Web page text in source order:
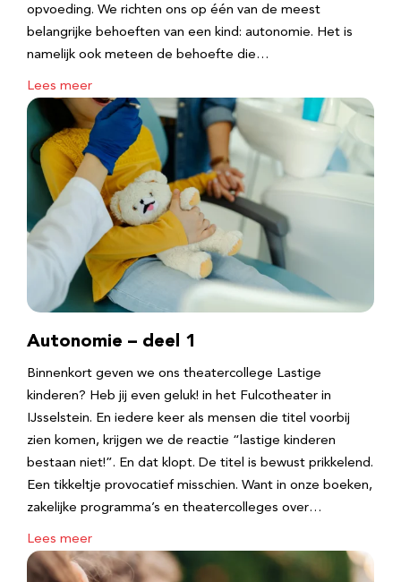
opvoeding. We richten ons op één van de meest
belangrijke behoeften van een kind: autonomie. Het is
namelijk ook meteen de behoefte die…
Lees meer
Autonomie – deel 1
Binnenkort geven we ons theatercollege Lastige
kinderen? Heb jij even geluk! in het Fulcotheater in
IJsselstein. En iedere keer als mensen die titel voorbij
zien komen, krijgen we de reactie “lastige kinderen
bestaan niet!”. En dat klopt. De titel is bewust prikkelend.
Een tikkeltje provocatief misschien. Want in onze boeken,
zakelijke programma’s en theatercolleges over…
Lees meer